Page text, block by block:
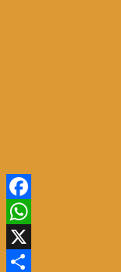
Facebook
WhatsApp
X